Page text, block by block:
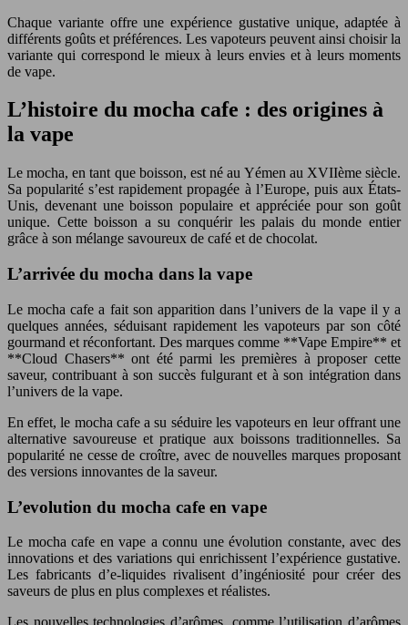
Chaque variante offre une expérience gustative unique, adaptée à
différents goûts et préférences. Les vapoteurs peuvent ainsi choisir la
variante qui correspond le mieux à leurs envies et à leurs moments
de vape.
L’histoire du mocha cafe : des origines à
la vape
Le mocha, en tant que boisson, est né au Yémen au XVIIème siècle.
Sa popularité s’est rapidement propagée à l’Europe, puis aux États-
Unis, devenant une boisson populaire et appréciée pour son goût
unique. Cette boisson a su conquérir les palais du monde entier
grâce à son mélange savoureux de café et de chocolat.
L’arrivée du mocha dans la vape
Le mocha cafe a fait son apparition dans l’univers de la vape il y a
quelques années, séduisant rapidement les vapoteurs par son côté
gourmand et réconfortant. Des marques comme **Vape Empire** et
**Cloud Chasers** ont été parmi les premières à proposer cette
saveur, contribuant à son succès fulgurant et à son intégration dans
l’univers de la vape.
En effet, le mocha cafe a su séduire les vapoteurs en leur offrant une
alternative savoureuse et pratique aux boissons traditionnelles. Sa
popularité ne cesse de croître, avec de nouvelles marques proposant
des versions innovantes de la saveur.
L’evolution du mocha cafe en vape
Le mocha cafe en vape a connu une évolution constante, avec des
innovations et des variations qui enrichissent l’expérience gustative.
Les fabricants d’e-liquides rivalisent d’ingéniosité pour créer des
saveurs de plus en plus complexes et réalistes.